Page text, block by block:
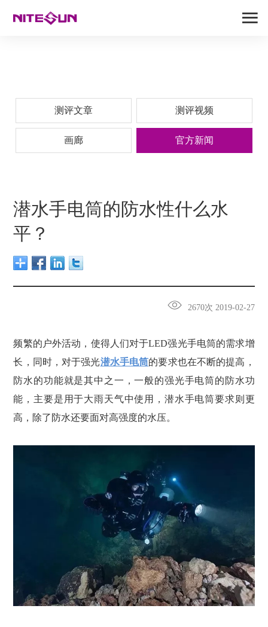
测评文章 测评视频
画廊 官方新闻
潜水手电筒的防水性什么水
平？
2670次 2019-02-27
频繁的户外活动，使得人们对于LED强光手电筒的需求增
长，同时，对于强光潜水手电筒的要求也在不断的提高，
防水的功能就是其中之一，一般的强光手电筒的防水功
能，主要是用于大雨天气中使用，潜水手电筒要求则更
高，除了防水还要面对高强度的水压。